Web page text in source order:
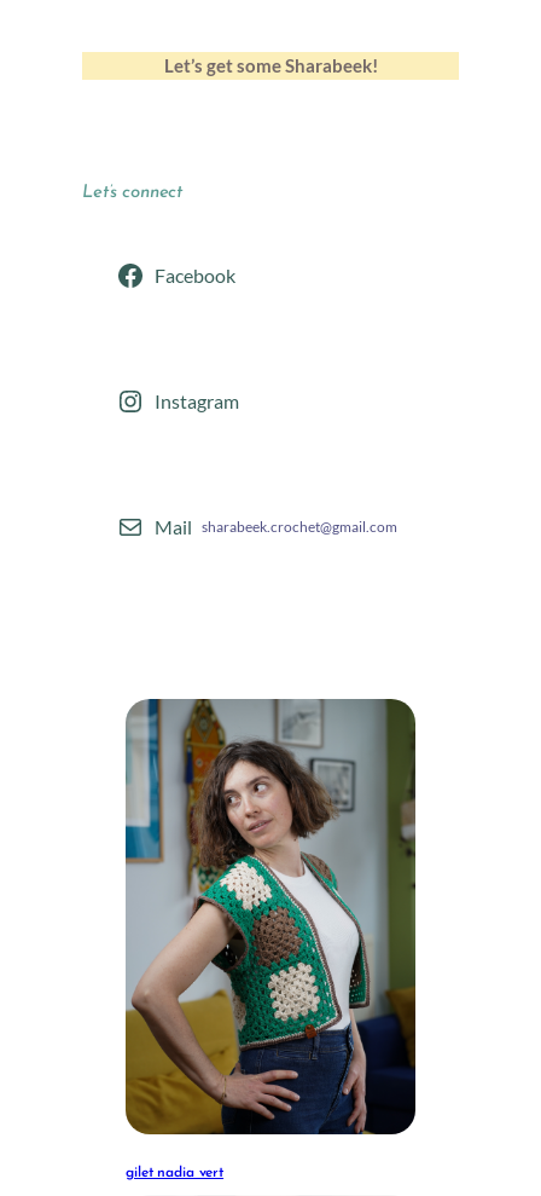
Let’s get some Sharabeek!
Let’s connect
Facebook
Instagram
Mail sharabeek.crochet@gmail.com
gilet nadia vert